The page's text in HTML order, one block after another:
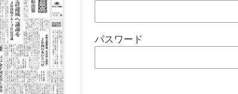
パスワード